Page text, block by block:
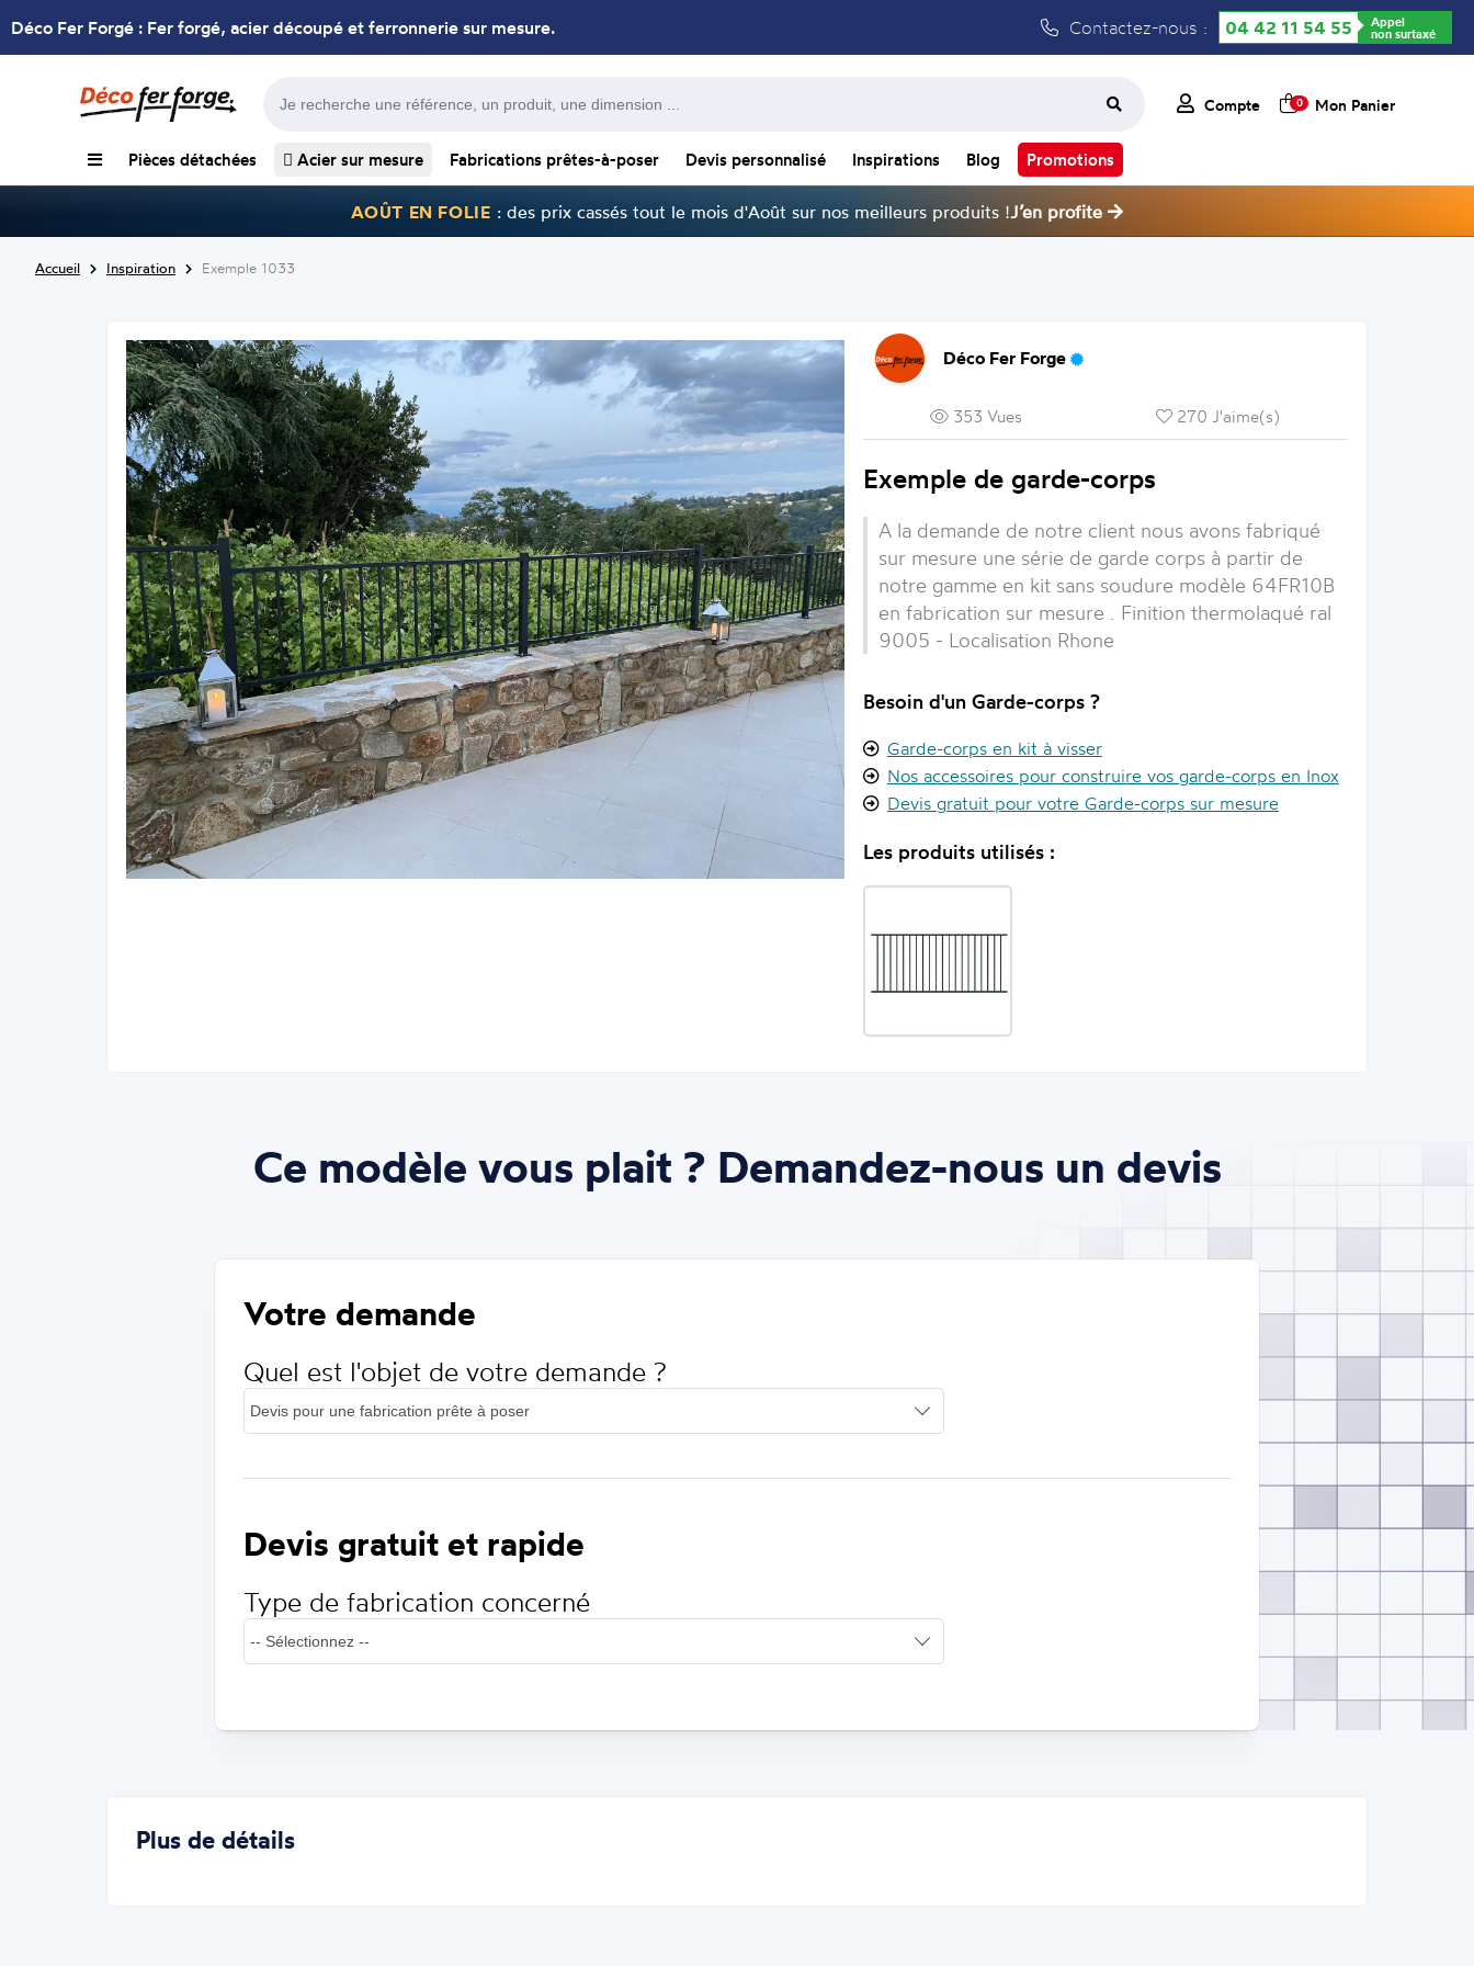
Déco Fer Forgé : Fer forgé, acier découpé et ferronnerie sur mesure. Contactez-nous : 04 42 11 54 55 Appel
non surtaxé
Compte 0 Mon Panier
Pièces détachées Acier sur mesure Fabrications prêtes-à-poser Devis personnalisé Inspirations Blog Promotions
AOÛT EN FOLIE : des prix cassés tout le mois d'Août sur nos meilleurs produits !J’en profite
Accueil Inspiration Exemple 1033
Déco Fer Forge
353 Vues 270 J'aime(s)
Exemple de garde-corps
A la demande de notre client nous avons fabriqué
sur mesure une série de garde corps à partir de
notre gamme en kit sans soudure modèle 64FR10B
en fabrication sur mesure . Finition thermolaqué ral
9005 - Localisation Rhone
Besoin d'un Garde-corps ?
Garde-corps en kit à visser
Nos accessoires pour construire vos garde-corps en Inox
Devis gratuit pour votre Garde-corps sur mesure
Les produits utilisés :
Ce modèle vous plait ? Demandez-nous un devis
Votre demande
Quel est l'objet de votre demande ?
Devis gratuit et rapide
Type de fabrication concerné
Plus de détails